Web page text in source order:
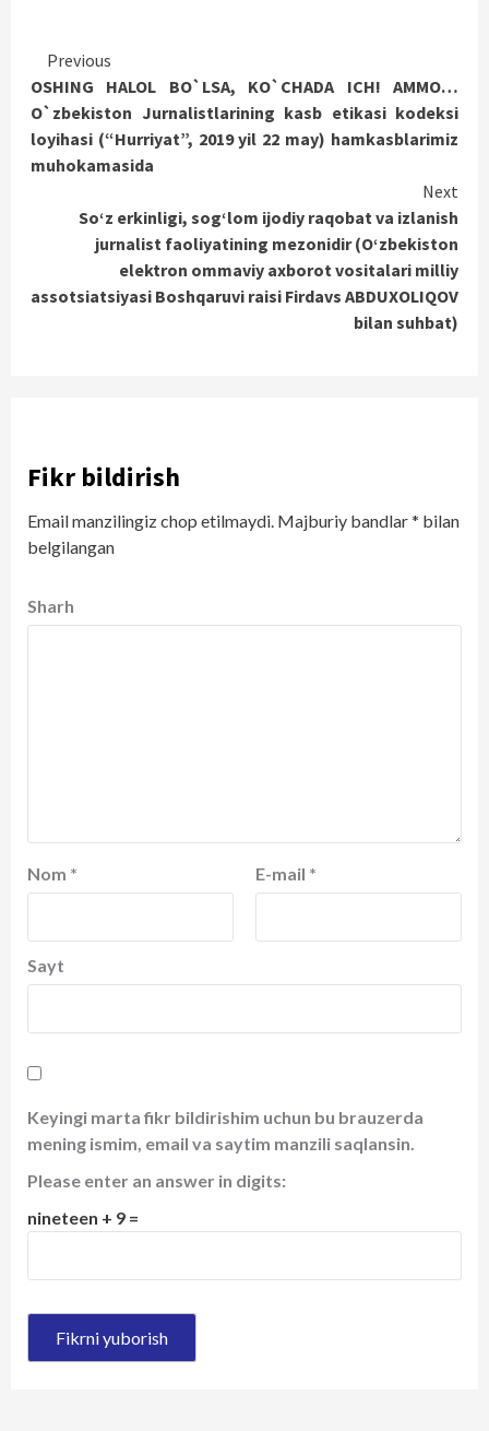
Continue
Reading
Previous
OSHING HALOL BO`LSA, KO`CHADA ICH! AMMO…
O`zbekiston Jurnalistlarining kasb etikasi kodeksi
loyihasi (“Hurriyat”, 2019 yil 22 may) hamkasblarimiz
muhokamasida
Next
So‘z erkinligi, sog‘lom ijodiy raqobat va izlanish
jurnalist faoliyatining mezonidir (O‘zbekiston
elektron ommaviy axborot vositalari milliy
assotsiatsiyasi Boshqaruvi raisi Firdavs ABDUXOLIQOV
bilan suhbat)
Fikr bildirish
Email manzilingiz chop etilmaydi. Majburiy bandlar* bilan
belgilangan
Sharh
Nom * E-mail *
Sayt
Keyingi marta fikr bildirishim uchun bu brauzerda
mening ismim, email va saytim manzili saqlansin.
Please enter an answer in digits:
nineteen + 9 =